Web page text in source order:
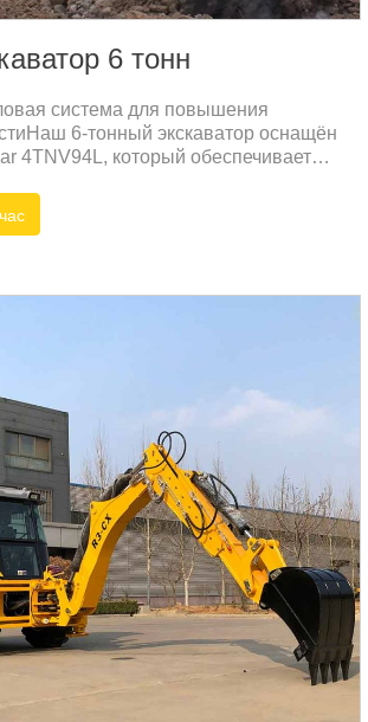
6 тонн
система для повышения
6-тонный экскаватор оснащён
4TNV94L, который обеспечивает